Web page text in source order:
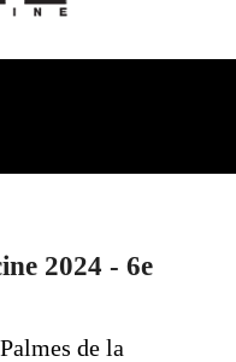
2024 - 6e
de la